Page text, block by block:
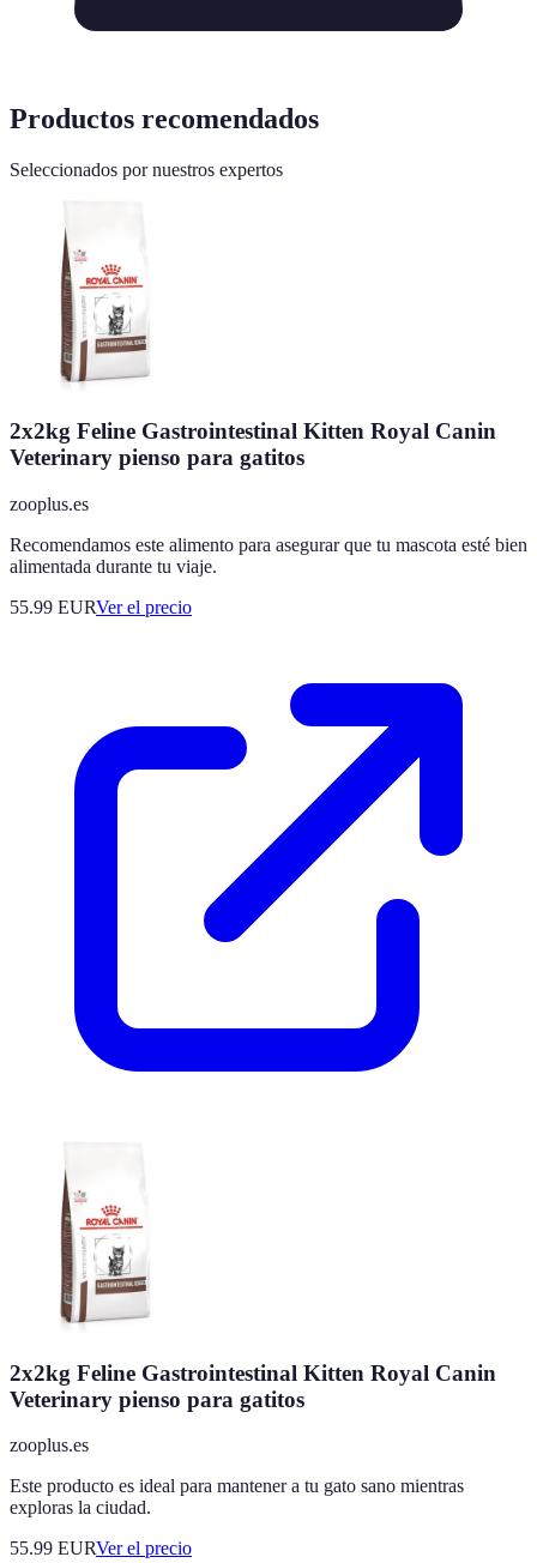
Productos recomendados
Seleccionados por nuestros expertos
2x2kg Feline Gastrointestinal Kitten Royal Canin
Veterinary pienso para gatitos
zooplus.es
Recomendamos este alimento para asegurar que tu mascota esté bien
alimentada durante tu viaje.
55.99 EURVer el precio
2x2kg Feline Gastrointestinal Kitten Royal Canin
Veterinary pienso para gatitos
zooplus.es
Este producto es ideal para mantener a tu gato sano mientras
exploras la ciudad.
55.99 EURVer el precio